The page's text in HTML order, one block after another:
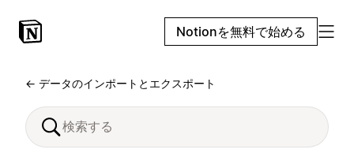
Notionを無料で始める
← データのインポートとエクスポート